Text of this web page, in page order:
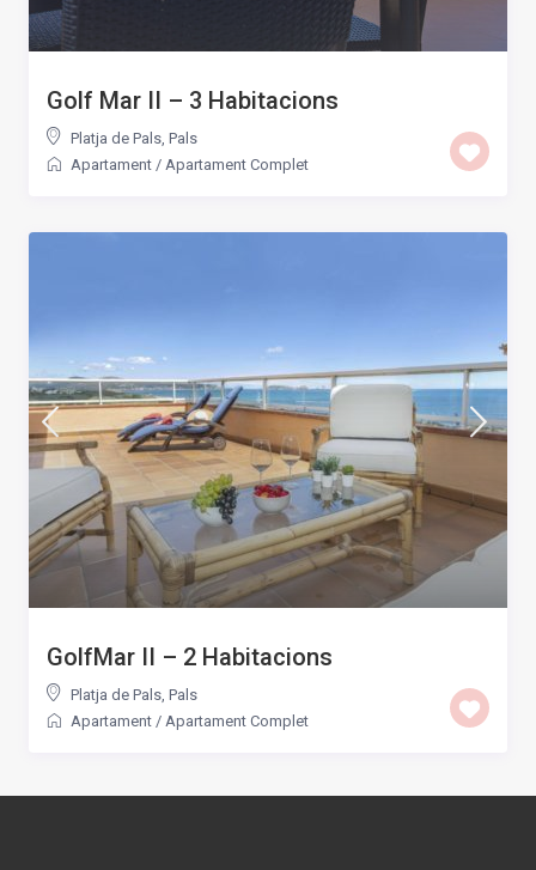
Golf Mar II – 3 Habitacions
Platja de Pals, Pals
Apartament / Apartament Complet
GolfMar II – 2 Habitacions
Platja de Pals, Pals
Apartament / Apartament Complet